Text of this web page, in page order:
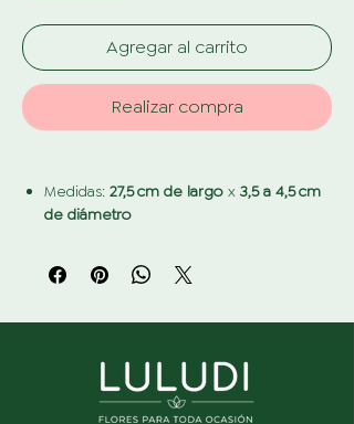
Agregar al carrito
Realizar compra
Medidas: 27,5 cm de largo x 3,5 a 4,5 cm
de diámetro